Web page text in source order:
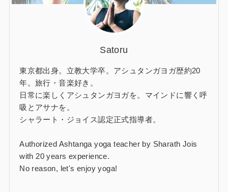
Satoru
東京都出身。立教大学卒。アシュタンガヨガ歴約20
年。旅行・音楽好き。
日常に楽しくアシュタンガヨガを。マインドに響く呼
吸とアサナを。
シャラート・ジョイス認定正式指導者。
Authorized Ashtanga yoga teacher by Sharath Jois
with 20 years experience.
No reason, let's enjoy yoga!